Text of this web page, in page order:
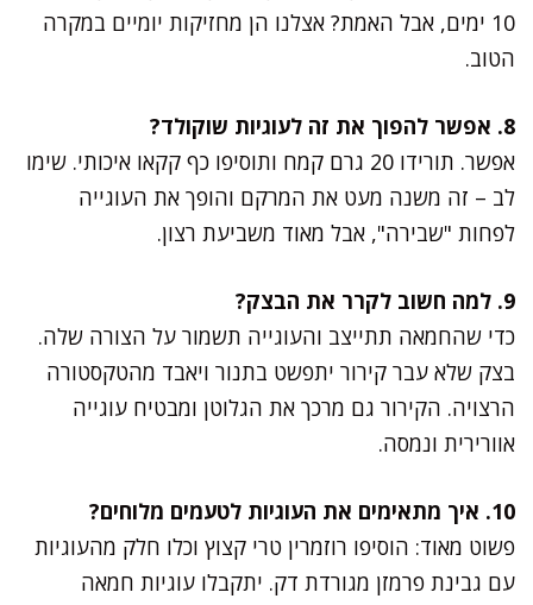
10 ימים, אבל האמת? אצלנו הן מחזיקות יומיים במקרה
הטוב.
8. אפשר להפוך את זה לעוגיות שוקולד?
אפשר. תורידו 20 גרם קמח ותוסיפו כף קקאו איכותי. שימו
לב – זה משנה מעט את המרקם והופך את העוגייה
לפחות "שבירה", אבל מאוד משביעת רצון.
9. למה חשוב לקרר את הבצק?
כדי שהחמאה תתייצב והעוגייה תשמור על הצורה שלה.
בצק שלא עבר קירור יתפשט בתנור ויאבד מהטקסטורה
הרצויה. הקירור גם מרכך את הגלוטן ומבטיח עוגייה
אוורירית ונמסה.
10. איך מתאימים את העוגיות לטעמים מלוחים?
פשוט מאוד: הוסיפו רוזמרין טרי קצוץ וכלו חלק מהעוגיות
עם גבינת פרמזן מגורדת דק. יתקבלו עוגיות חמאה